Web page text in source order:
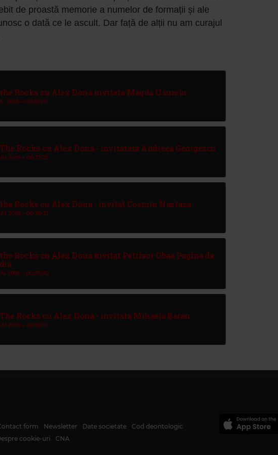
de proastă memorie a numelor de formații și ale
o dată ce le ascult. Dar față de alții nu am curajul
Rocks cu Alex Dona invitata Magda Usurelu
2018 – 00:31:20
Rocks cu Alex Dona - invitatata Andreea Georgescu
2018 – 00:31:23
Rocks cu Alex Dona - invitat Cosmin Nastasa
2018 – 00:30:21
Rocks cu Alex Dona invitat Petrisor Obae Pagina de
2018 – 00:30:32
Rocks cu Alex Dona - invitata Mihaela Baran
2018 – 00:30:11
form Newsletter Date societate
Cod deontologic
cookie-uri CNA